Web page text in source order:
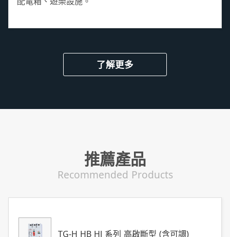
了解更多
推薦產品
Recommended Products
TG-H HB HJ 系列 高啟斷型 (含可調)